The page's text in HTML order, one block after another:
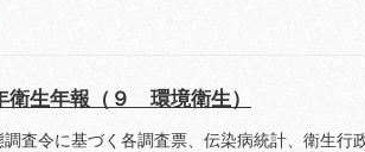
衛生年報（９ 環境衛生）
調査令に基づく各調査票、伝染病統計、衛生